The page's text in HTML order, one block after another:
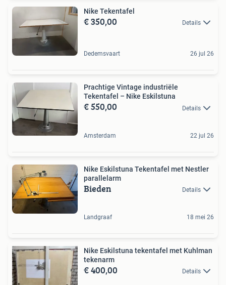
Nike Tekentafel
€ 350,00 Details
Dedemsvaart 26 jul 26
Prachtige Vintage industriële
Tekentafel – Nike Eskilstuna
€ 550,00 Details
Amsterdam 22 jul 26
Nike Eskilstuna Tekentafel met Nestler
parallelarm
Bieden Details
Landgraaf 18 mei 26
Nike Eskilstuna tekentafel met Kuhlman
tekenarm
€ 400,00 Details